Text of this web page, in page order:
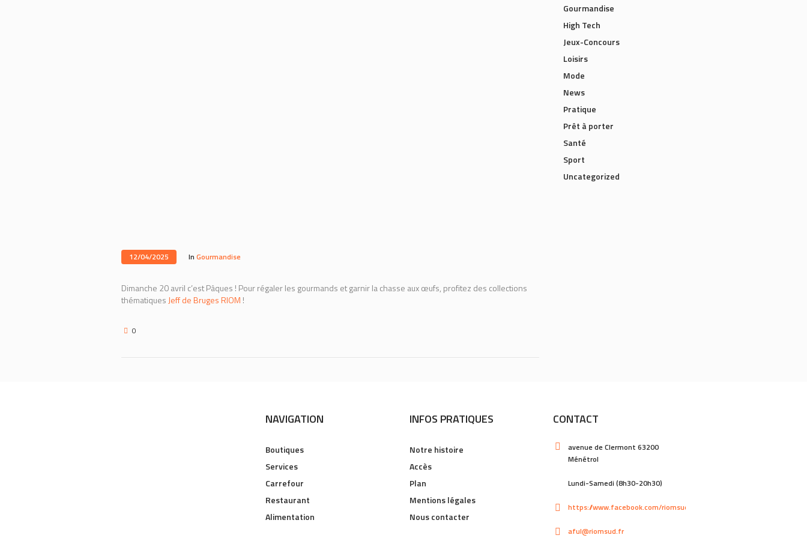
12/04/2025 In Gourmandise
Dimanche 20 avril c’est Pâques ! Pour régaler les gourmands et garnir la chasse aux œufs, profitez des collections
thématiques Jeff de Bruges RIOM !
0
Gourmandise
High Tech
Jeux-Concours
Loisirs
Mode
News
Pratique
Prêt à porter
Santé
Sport
Uncategorized
NAVIGATION
Boutiques
Services
Carrefour
Restaurant
Alimentation
INFOS PRATIQUES
Notre histoire
Accès
Plan
Mentions légales
Nous contacter
CONTACT
avenue de Clermont 63200
Ménétrol
Lundi-Samedi (8h30-20h30)
https://www.facebook.com/riomsud
aful@riomsud.fr